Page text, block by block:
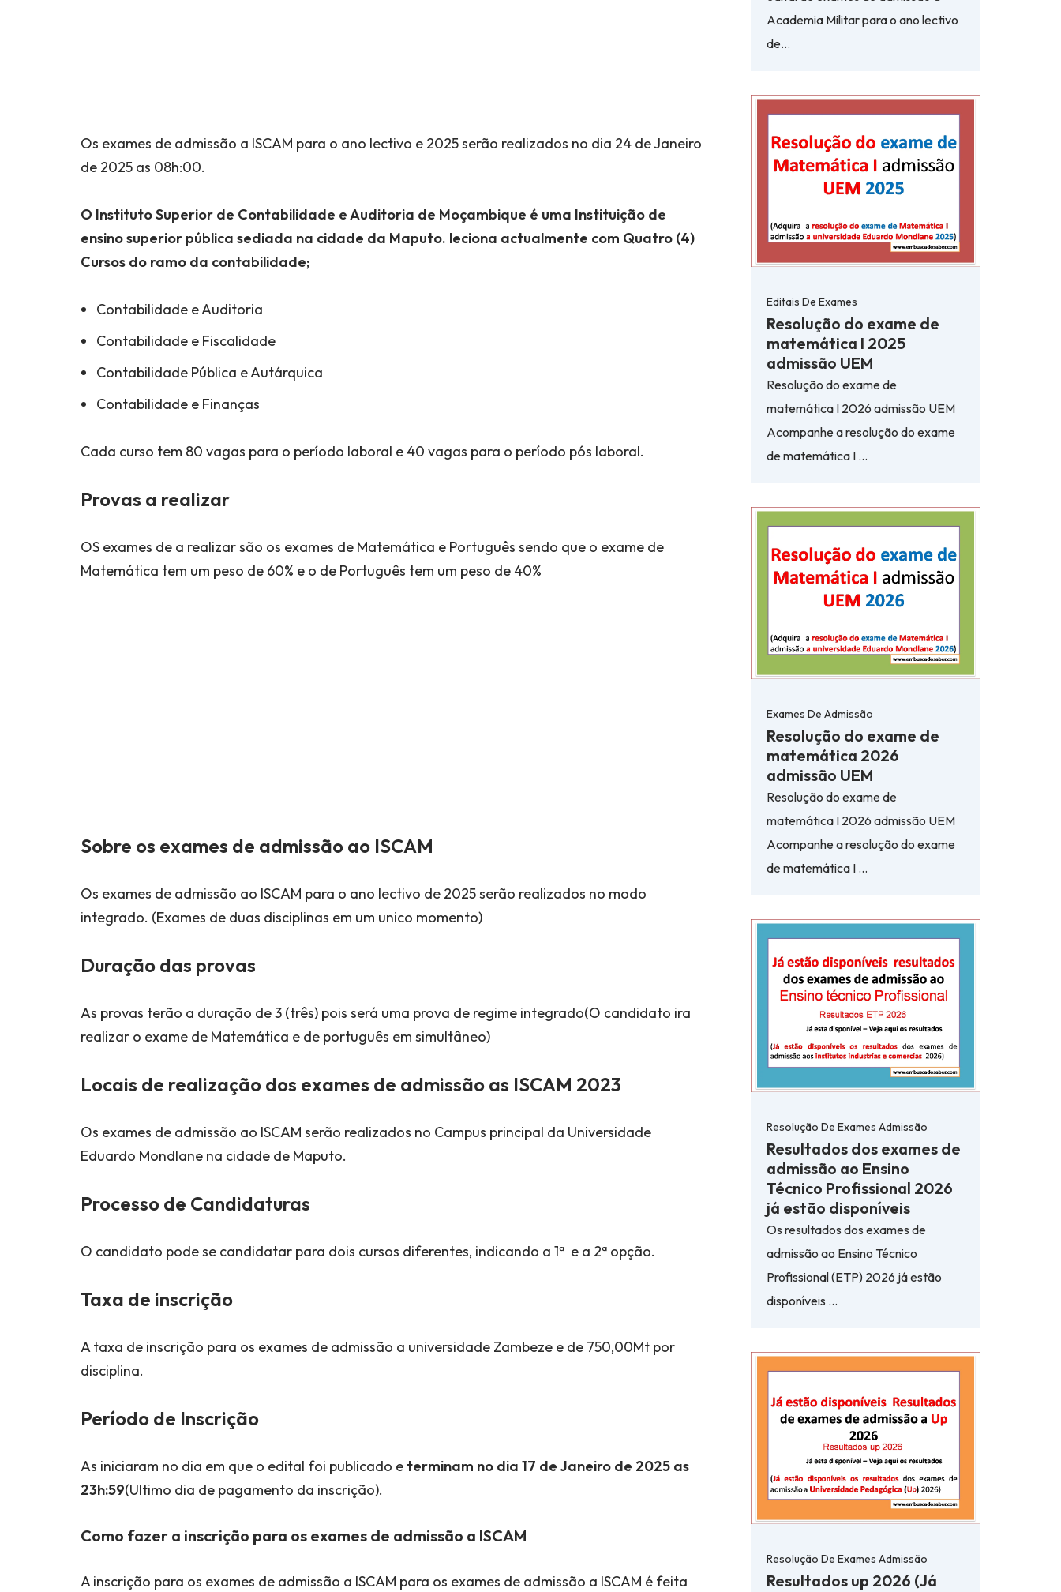
Os exames de admissão a ISCAM para o ano lectivo e 2025 serão realizados no dia 24 de Janeiro
de 2025 as 08h:00.
O Instituto Superior de Contabilidade e Auditoria de Moçambique é uma Instituição de
ensino superior pública sediada na cidade da Maputo. leciona actualmente com Quatro (4)
Cursos do ramo da contabilidade;
Contabilidade e Auditoria
Contabilidade e Fiscalidade
Contabilidade Pública e Autárquica
Contabilidade e Finanças
Cada curso tem 80 vagas para o período laboral e 40 vagas para o período pós laboral.
Provas a realizar
OS exames de a realizar são os exames de Matemática e Português sendo que o exame de
Matemática tem um peso de 60% e o de Português tem um peso de 40%
Sobre os exames de admissão ao ISCAM
Os exames de admissão ao ISCAM para o ano lectivo de 2025 serão realizados no modo
integrado. (Exames de duas disciplinas em um unico momento)
Duração das provas
As provas terão a duração de 3 (três) pois será uma prova de regime integrado(O candidato ira
realizar o exame de Matemática e de português em simultâneo)
Locais de realização dos exames de admissão as ISCAM 2023
Os exames de admissão ao ISCAM serão realizados no Campus principal da Universidade
Eduardo Mondlane na cidade de Maputo.
Processo de Candidaturas
O candidato pode se candidatar para dois cursos diferentes, indicando a 1ª e a 2ª opção.
Taxa de inscrição
A taxa de inscrição para os exames de admissão a universidade Zambeze e de 750,00Mt por
disciplina.
Período de Inscrição
As iniciaram no dia em que o edital foi publicado e terminam no dia 17 de Janeiro de 2025 as
23h:59(Ultimo dia de pagamento da inscrição).
Como fazer a inscrição para os exames de admissão a ISCAM
A inscrição para os exames de admissão a ISCAM para os exames de admissão a ISCAM é feita
Academia Militar para o ano lectivo
de…
Editais De Exames
Resolução do exame de
matemática I 2025
admissão UEM
Resolução do exame de
matemática I 2026 admissão UEM
Acompanhe a resolução do exame
de matemática I …
Exames De Admissão
Resolução do exame de
matemática 2026
admissão UEM
Resolução do exame de
matemática I 2026 admissão UEM
Acompanhe a resolução do exame
de matemática I …
Resolução De Exames Admissão
Resultados dos exames de
admissão ao Ensino
Técnico Profissional 2026
já estão disponíveis
Os resultados dos exames de
admissão ao Ensino Técnico
Profissional (ETP) 2026 já estão
disponíveis …
Resolução De Exames Admissão
Resultados up 2026 (Já